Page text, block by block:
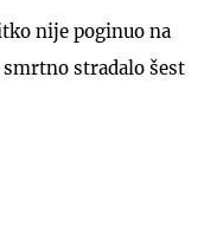
nije poginuo na
stradalo šest